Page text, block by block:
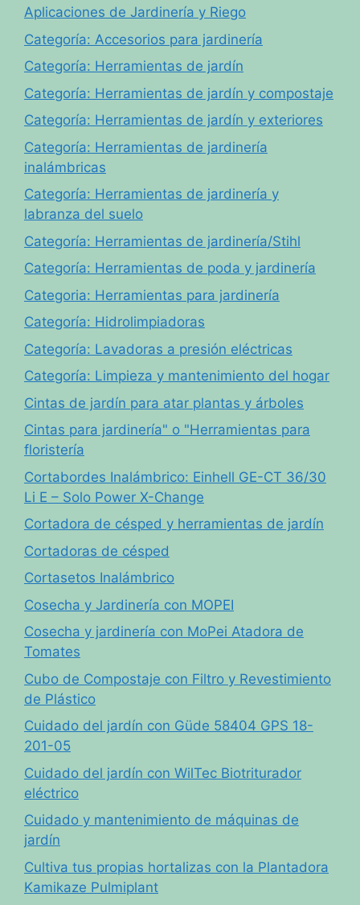
Aplicaciones de Jardinería y Riego
Categoría: Accesorios para jardinería
Categoría: Herramientas de jardín
Categoría: Herramientas de jardín y compostaje
Categoría: Herramientas de jardín y exteriores
Categoría: Herramientas de jardinería
inalámbricas
Categoría: Herramientas de jardinería y
labranza del suelo
Categoría: Herramientas de jardinería/Stihl
Categoría: Herramientas de poda y jardinería
Categoria: Herramientas para jardinería
Categoría: Hidrolimpiadoras
Categoría: Lavadoras a presión eléctricas
Categoría: Limpieza y mantenimiento del hogar
Cintas de jardín para atar plantas y árboles
Cintas para jardinería" o "Herramientas para
floristería
Cortabordes Inalámbrico: Einhell GE-CT 36/30
Li E – Solo Power X-Change
Cortadora de césped y herramientas de jardín
Cortadoras de césped
Cortasetos Inalámbrico
Cosecha y Jardinería con MOPEI
Cosecha y jardinería con MoPei Atadora de
Tomates
Cubo de Compostaje con Filtro y Revestimiento
de Plástico
Cuidado del jardín con Güde 58404 GPS 18-
201-05
Cuidado del jardín con WilTec Biotriturador
eléctrico
Cuidado y mantenimiento de máquinas de
jardín
Cultiva tus propias hortalizas con la Plantadora
Kamikaze Pulmiplant